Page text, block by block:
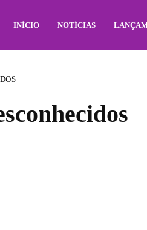
INÍCIO NOTÍCIAS